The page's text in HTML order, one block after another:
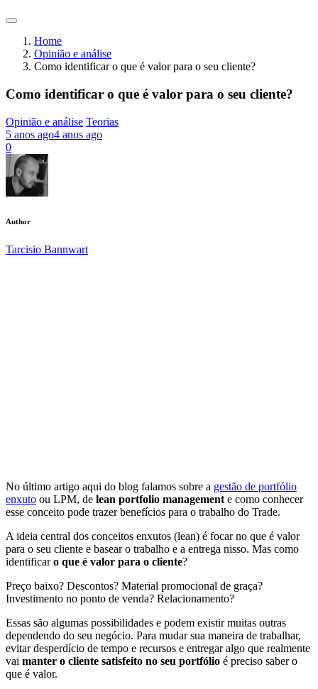
Home
Opinião e análise
Como identificar o que é valor para o seu cliente?
Como identificar o que é valor para o seu cliente?
Opinião e análise Teorias
5 anos ago4 anos ago
0
Author
Tarcisio Bannwart
No último artigo aqui do blog falamos sobre a gestão de portfólio
enxuto ou LPM, de lean portfolio management e como conhecer
esse conceito pode trazer benefícios para o trabalho do Trade.
A ideia central dos conceitos enxutos (lean) é focar no que é valor
para o seu cliente e basear o trabalho e a entrega nisso. Mas como
identificaro que é valor para o cliente?
Preço baixo? Descontos? Material promocional de graça?
Investimento no ponto de venda? Relacionamento?
Essas são algumas possibilidades e podem existir muitas outras
dependendo do seu negócio. Para mudar sua maneira de trabalhar,
evitar desperdício de tempo e recursos e entregar algo que realmente
vai manter o cliente satisfeito no seu portfólio é preciso saber o
que é valor.